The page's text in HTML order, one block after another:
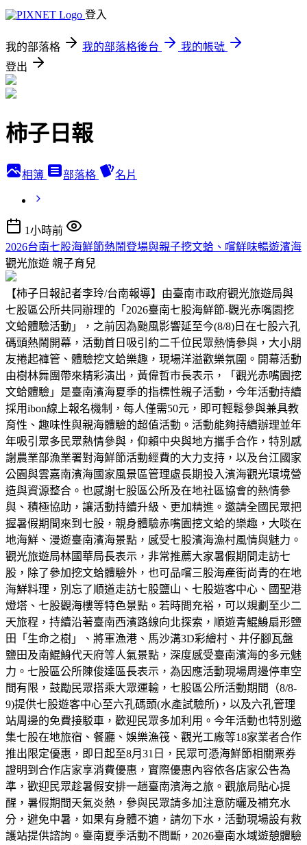
登入
我的部落格 我的部落格後台
我的帳號
登出
柿子日報
相簿 部落格 名片
1小時前
2026台南七股海鮮節熱鬧登場與親子挖文蛤、嚐鮮味暢遊濱海
觀光旅遊 親子育兒
【柿子日報記者李玲/台南報導】由臺南市政府觀光旅遊局與
七股區公所共同辦理的「2026臺南七股海鮮節-觀光赤嘴園挖
文蛤體驗活動」，之前因為颱風影響延至今(8/8)日在七股六孔
碼頭熱鬧開幕，活動首日吸引約二千位民眾熱情參與，大小朋
友捲起褲管、體驗挖文蛤樂趣，現場洋溢歡樂氛圍。開幕活動
由樹林舞團帶來精彩演出，黃偉哲市長表示，「觀光赤嘴園挖
文蛤體驗」是臺南濱海夏季的指標性親子活動，今年活動持續
採用ibon線上報名機制，每人僅需50元，即可輕鬆參與兼具教
育性、趣味性與親海體驗的超值活動。活動能夠持續辦理並年
年吸引眾多民眾熱情參與，仰賴中央與地方攜手合作，特別感
謝農業部漁業署對海鮮節活動經費的大力支持，以及台江國家
公園與雲嘉南濱海國家風景區管理處長期投入濱海觀光環境營
造與資源整合。也感謝七股區公所及在地社區協會的熱情參
與、積極協助，讓活動持續升級、更加精進。邀請全國民眾把
握暑假期間來到七股，親身體驗赤嘴園挖文蛤的樂趣，大啖在
地海鮮、漫遊臺南濱海景點，感受七股濱海漁村風情與魅力。
觀光旅遊局林國華局長表示，非常推薦大家暑假期間走訪七
股，除了參加挖文蛤體驗外，也可品嚐三股海產街尚青的在地
海鮮料理，別忘了順道走訪七股鹽山、七股遊客中心、國聖港
燈塔、七股觀海樓等特色景點。若時間充裕，可以規劃至少二
天旅程，持續沿著臺南西濱路線向北探索，順遊青鯤鯓扇形鹽
田「生命之樹」、將軍漁港、馬沙溝3D彩繪村、井仔腳瓦盤
鹽田及南鯤鯓代天府等人氣景點，深度感受臺南濱海的多元魅
力。七股區公所陳俊達區長表示，為因應活動現場周邊停車空
間有限，鼓勵民眾搭乘大眾運輸，七股區公所活動期間（8/8-
9)提供七股遊客中心至六孔碼頭(水產試驗所)，以及六孔管理
站周邊的免費接駁車，歡迎民眾多加利用。今年活動也特別邀
集七股在地旅宿、餐廳、娛樂漁筏、觀光工廠等18家業者合作
推出限定優惠，即日起至8月31日，民眾可憑海鮮節相關票券
證明到合作店家享消費優惠，實際優惠內容依各店家公告為
準，歡迎民眾趁暑假安排一趟臺南濱海之旅。觀旅局貼心提
醒，暑假期間天氣炎熱，參與民眾請多加注意防曬及補充水
分，避免中暑，如果有身體不適，請勿下水，活動現場設有救
護站提供諮詢。臺南夏季活動不間斷，2026臺南水域遊憩體驗